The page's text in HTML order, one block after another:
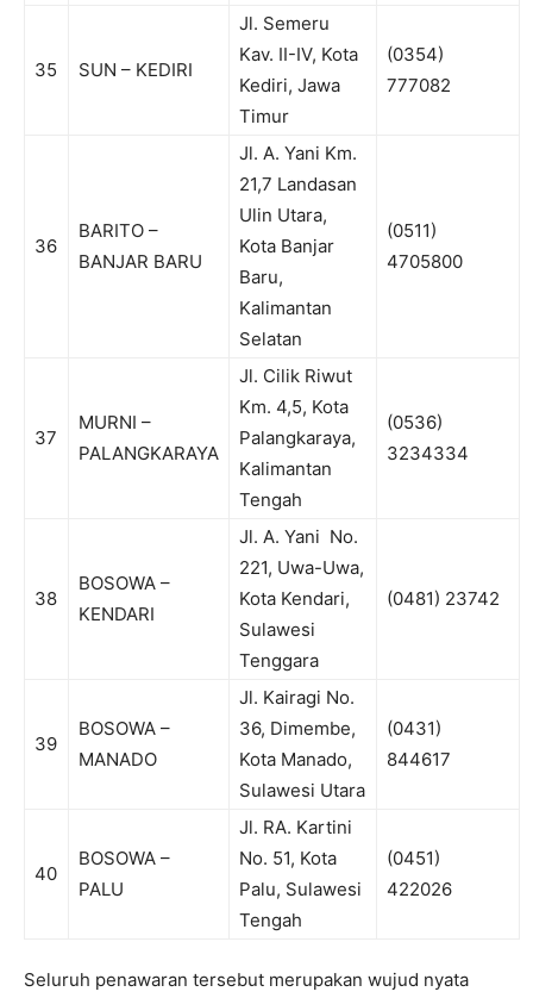
35 SUN – KEDIRI
Jl. Semeru
Kav. II-IV, Kota
Kediri, Jawa
Timur
(0354)
777082
36
BARITO –
BANJAR BARU
Jl. A. Yani Km.
21,7 Landasan
Ulin Utara,
Kota Banjar
Baru,
Kalimantan
Selatan
(0511)
4705800
37
MURNI –
PALANGKARAYA
Jl. Cilik Riwut
Km. 4,5, Kota
Palangkaraya,
Kalimantan
Tengah
(0536)
3234334
38
BOSOWA –
KENDARI
Jl. A. Yani No.
221, Uwa-Uwa,
Kota Kendari,
Sulawesi
Tenggara
(0481) 23742
39
BOSOWA –
MANADO
Jl. Kairagi No.
36, Dimembe,
Kota Manado,
Sulawesi Utara
(0431)
844617
40
BOSOWA –
PALU
Jl. RA. Kartini
No. 51, Kota
Palu, Sulawesi
Tengah
(0451)
422026
Seluruh penawaran tersebut merupakan wujud nyata